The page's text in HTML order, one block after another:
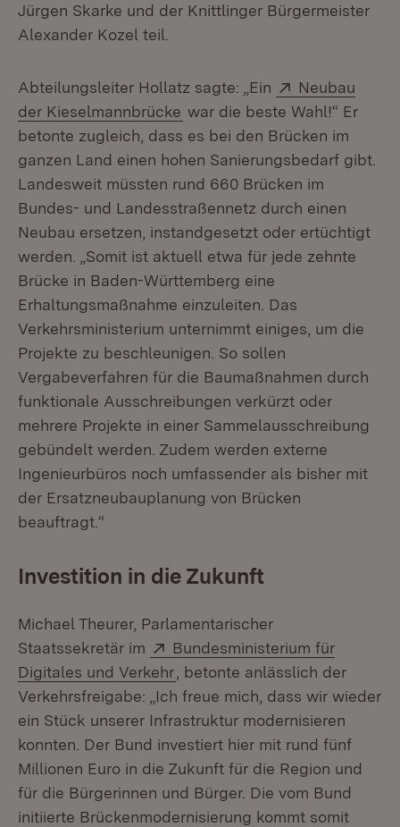
Jürgen Skarke und der Knittlinger Bürgermeister
Alexander Kozel teil.
Abteilungsleiter Hollatz sagte: „Ein Extern:
Neubau
der Kieselmannbrücke (Öffnet in neuem Fenster)
war die beste Wahl!“ Er
betonte zugleich, dass es bei den Brücken im
ganzen Land einen hohen Sanierungsbedarf gibt.
Landesweit müssten rund 660 Brücken im
Bundes- und Landesstraßennetz durch einen
Neubau ersetzen, instandgesetzt oder ertüchtigt
werden. „Somit ist aktuell etwa für jede zehnte
Brücke in Baden-Württemberg eine
Erhaltungsmaßnahme einzuleiten. Das
Verkehrsministerium unternimmt einiges, um die
Projekte zu beschleunigen. So sollen
Vergabeverfahren für die Baumaßnahmen durch
funktionale Ausschreibungen verkürzt oder
mehrere Projekte in einer Sammelausschreibung
gebündelt werden. Zudem werden externe
Ingenieurbüros noch umfassender als bisher mit
der Ersatzneubauplanung von Brücken
beauftragt.“
Investition in die Zukunft
Michael Theurer, Parlamentarischer
Staatssekretär im
Extern:
Bundesministerium für
Digitales und Verkehr (Öffnet in neuem Fenster)
, betonte anlässlich der
Verkehrsfreigabe: „Ich freue mich, dass wir wieder
ein Stück unserer Infrastruktur modernisieren
konnten. Der Bund investiert hier mit rund fünf
Millionen Euro in die Zukunft für die Region und
für die Bürgerinnen und Bürger. Die vom Bund
initiierte Brückenmodernisierung kommt somit